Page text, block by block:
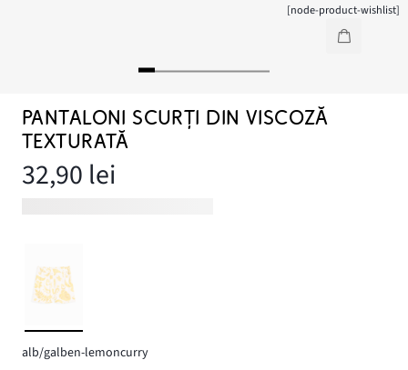
[node-product-wishlist]
PANTALONI SCURȚI DIN VISCOZĂ
TEXTURATĂ
32,90 lei
alb/galben-lemoncurry